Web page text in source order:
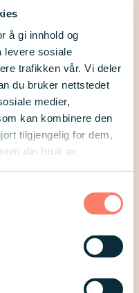
å gi innhold og
levere sosiale
trafikken vår. Vi deler
du bruker nettstedet
medier,
kan kombinere den
tilgjengelig for dem,
din bruk av
samfunnet
stor
For å
Det betyr
med
har
de ikke får
i tide. Dette
det er